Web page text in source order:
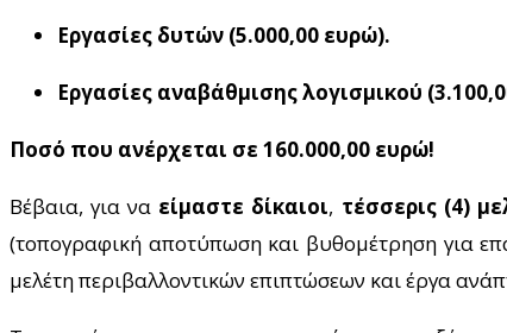
Εργασίες δυτών (5.000,00 ευρώ).
Εργασίες αναβάθμισης λογισμικού
Ποσό που ανέρχεται σε 160.000,00 ευρώ!
Βέβαια, για να είμαστε δίκαιοι, τέσσερις (4)
(τοπογραφική αποτύπωση και βυθομέτρηση για
μελέτη περιβαλλοντικών επιπτώσεων και έργα